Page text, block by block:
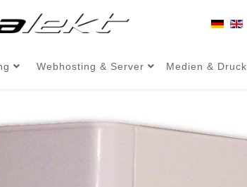
Webhosting & Server Medien & Druck